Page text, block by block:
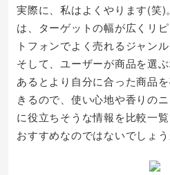
実際に、私はよくやります(笑
は、ターゲットの幅が広くリ
トフォンでよく売れるジャンル
そして、ユーザーが商品を選
あるとより自分に合った商品
きるので、使い心地や香りの
に役立ちそうな情報を比較一
おすすめなのではないでしょう